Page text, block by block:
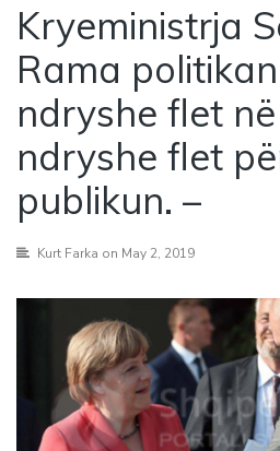
Kryeministrja
Rama politikan
ndryshe flet
ndryshe flet
publikun. –
Kurt Farka on May 2, 2019